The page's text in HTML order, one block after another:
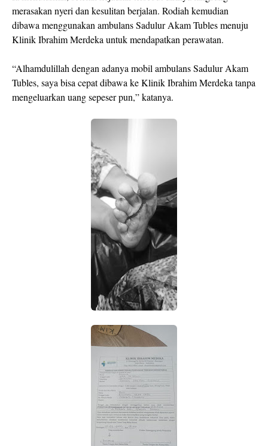
merasakan nyeri dan kesulitan berjalan. Rodiah kemudian
dibawa menggunakan ambulans Sadulur Akam Tubles menuju
Klinik Ibrahim Merdeka untuk mendapatkan perawatan.
“Alhamdulillah dengan adanya mobil ambulans Sadulur Akam
Tubles, saya bisa cepat dibawa ke Klinik Ibrahim Merdeka tanpa
mengeluarkan uang sepeser pun,” katanya.